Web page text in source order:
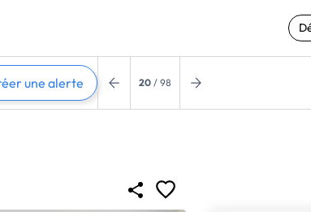
une alerte 20/ 98